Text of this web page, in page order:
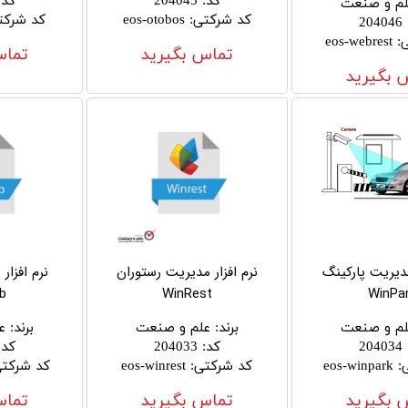
و صنعت
204046
:
eos-webrest
بگیرید
کد شرکتی:
eos-otobos
تماس بگیرید
کد
پارکینگ
و صنعت
204034
:
eos-winpark
بگیرید
نرم افزار مدیریت رستوران
WinRest
برند: علم و صنعت
کد:
204033
کد شرکتی:
eos-winrest
تماس بگیرید
نرم
برند:
کد
کد